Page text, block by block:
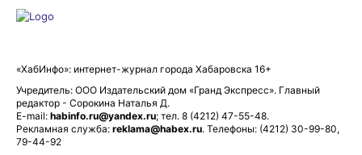
«ХабИнфо»: интернет-журнал города Хабаровска 16+
Учредитель: ООО Издательский дом «Гранд Экспресс». Главный
редактор - Сорокина Наталья Д.
E-mail: habinfo.ru@yandex.ru; тел. 8 (4212) 47-55-48.
Рекламная служба: reklama@habex.ru. Телефоны: (4212) 30-99-80,
79-44-92